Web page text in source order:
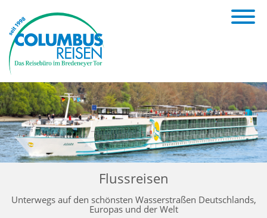
Flussreisen
Unterwegs auf den schönsten Wasserstraßen Deutschlands,
Europas und der Welt